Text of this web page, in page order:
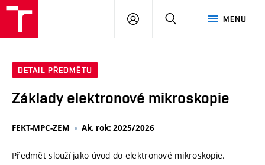
MENU
PŘIHLÁSIT
DETAIL PŘEDMĚTU
Základy elektronové mikroskopie
FEKT-MPC-ZEM Ak. rok: 2025/2026
Předmět slouží jako úvod do elektronové mikroskopie.